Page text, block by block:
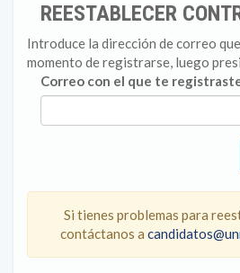
REESTABLECER
Introduce la dirección de correo
momento de registrarse, luego
Correo con el que te
Si tienes problemas para
contáctanos a